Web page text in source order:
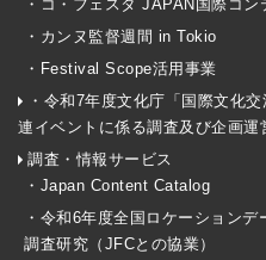
・コ・フェスタ JAPAN国際コ
・カンヌ監督週間 in Tokio
・Festival Scope活用事業
・令和7年度文化庁「国際文化
連イベントに係る調査及び企画運
調査・情報サービス
・Japan Content Catalog
・令和6年度全国ロケーション
調査研究（JFCとの協業）